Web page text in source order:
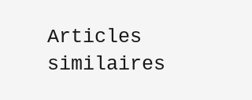
Très bon état
Articles
similaires